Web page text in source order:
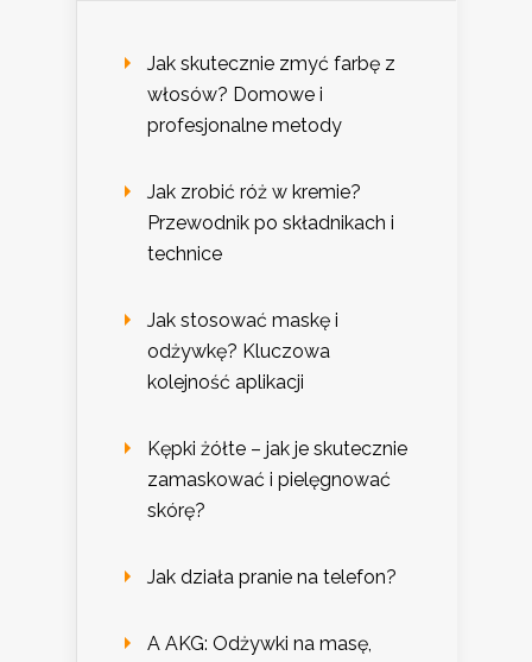
Jak skutecznie zmyć farbę z
włosów? Domowe i
profesjonalne metody
Jak zrobić róż w kremie?
Przewodnik po składnikach i
technice
Jak stosować maskę i
odżywkę? Kluczowa
kolejność aplikacji
Kępki żółte – jak je skutecznie
zamaskować i pielęgnować
skórę?
Jak działa pranie na telefon?
A AKG: Odżywki na masę,